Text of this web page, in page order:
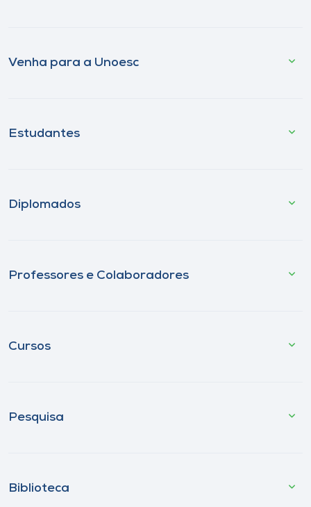
Venha para a Unoesc
Estudantes
Diplomados
Professores e Colaboradores
Cursos
Pesquisa
Biblioteca